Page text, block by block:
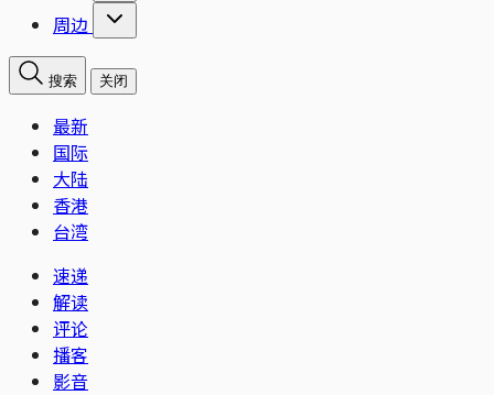
周边
搜索 关闭
最新
国际
大陆
香港
台湾
速递
解读
评论
播客
影音